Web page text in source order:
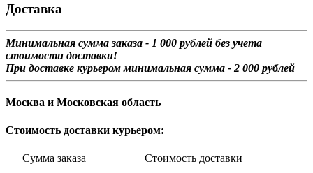
Доставка
Минимальная сумма заказа - 1 000 рублей без учета
стоимости доставки!
При доставке курьером минимальная сумма - 2 000 рублей
Москва и Московская область
Стоимость доставки курьером:
Сумма заказа Стоимость доставки